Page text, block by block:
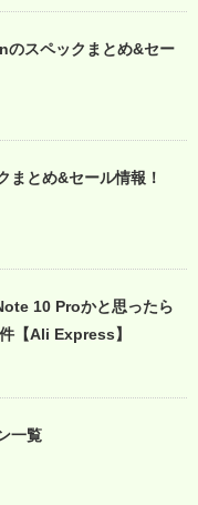
スペックまとめ&セー
まとめ&セール情報！
10 Proかと思ったら
【Ali Express】
一覧